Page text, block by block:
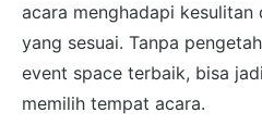
acara menghadapi kesulitan
yang sesuai. Tanpa
event space terbaik, bisa
memilih tempat acara.